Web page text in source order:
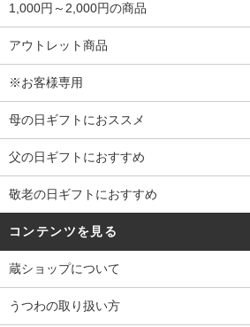
1,000円～2,000円の商品
アウトレット商品
※お客様専用
母の日ギフトにおススメ
父の日ギフトにおすすめ
敬老の日ギフトにおすすめ
コンテンツを見る
蔵ショップについて
うつわの取り扱い方